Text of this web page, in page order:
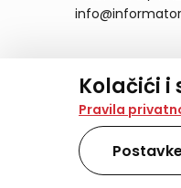
Kolačići i
Na našoj web
analiziramo
također koriste
Odabirom
obradu svih
Pravila